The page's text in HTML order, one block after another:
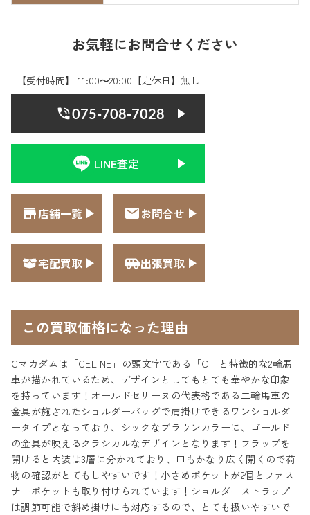
お気軽にお問合せください
【受付時間】 11:00〜20:00【定休日】無し
075-708-7028
LINE査定
店舗一覧 お問合せ
宅配買取 出張買取
この買取価格になった理由
Cマカダムは「CELINE」の頭文字である「C」と特徴的な2輪馬
車が描かれているため、デザインとしてもとても華やかな印象
を持っています！オールドセリーヌの代表格である二輪馬車の
金具が施されたショルダーバッグで肩掛けできるワンショルダ
ータイプとなっており、シックなブラウンカラーに、ゴールド
の金具が映えるクラシカルなデザインとなります！フラップを
開けると内装は3層に分かれており、口もかなり広く開くので荷
物の確認がとてもしやすいです！小さめポケットが2個とファス
ナーポケットも取り付けられています！ショルダーストラップ
は調節可能で斜め掛けにも対応するので、とても扱いやすいで